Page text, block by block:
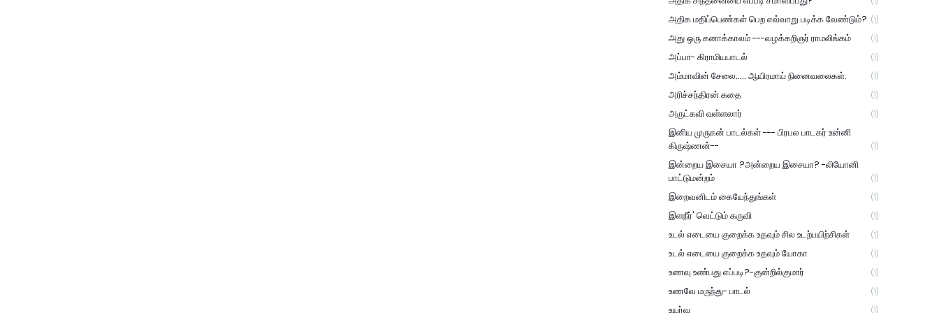
அதிக மதிப்பெண்கள் பெற எவ்வாறு படிக்க வேண்டும்? (1)
அது ஒரு கனாக்காலம் ---வழக்கறிஞர் ராமலிங்கம் (1)
அப்பா- கிராமியபாடல் (1)
அம்மாவின் சேலை..... ஆயிரமாய் நினைவலைகள். (1)
அரிச்சந்திரன் கதை (1)
அருட்கவி வள்ளலார் (1)
இனிய முருகன் பாடல்கள் --- பிரபல பாடகர் உன்னி
கிருஷ்ணன்--
(1)
இன்றைய இசையா ?அன்றைய இசையா? -லியோனி
பாட்டுமன்றம்
(1)
இறைவனிடம் கையேந்துங்கள் (1)
இளநீர்' வெட்டும் கருவி (1)
உடல் எடையை குறைக்க உதவும் சில உடற்பயிற்சிகள் (1)
உடல் எடையை குறைக்க உதவும் யோகா (1)
உணவு உண்பது எப்படி?-குன்றில்குமார் (1)
உணவே மருந்து- பாடல் (1)
உயர்வு (1)